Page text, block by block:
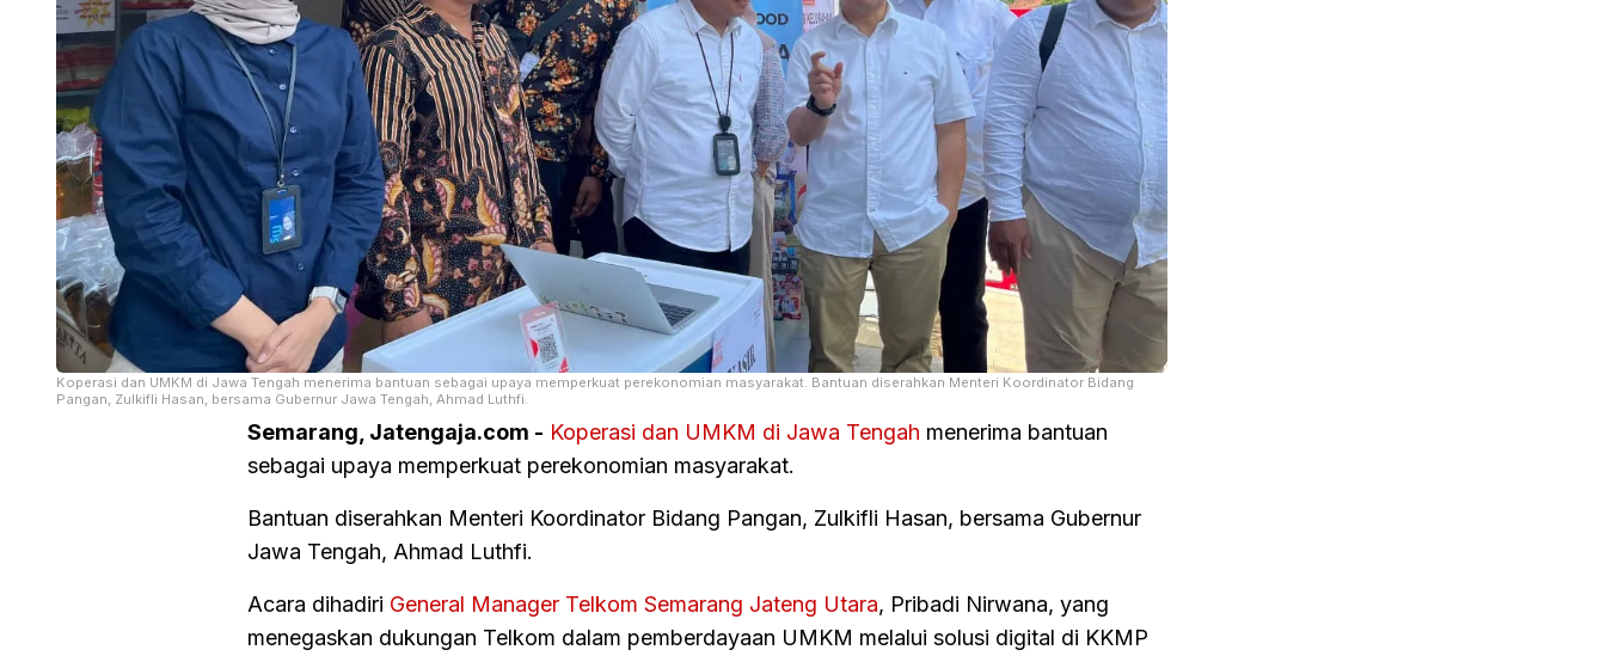
Koperasi dan UMKM di Jawa Tengah menerima bantuan sebagai upaya memperkuat perekonomian masyarakat. Bantuan diserahkan Menteri Koordinator Bidang
Pangan, Zulkifli Hasan, bersama Gubernur Jawa Tengah, Ahmad Luthfi.
Semarang, Jatengaja.com - Koperasi dan UMKM di Jawa Tengah menerima bantuan
sebagai upaya memperkuat perekonomian masyarakat.
Bantuan diserahkan Menteri Koordinator Bidang Pangan, Zulkifli Hasan, bersama Gubernur
Jawa Tengah, Ahmad Luthfi.
Acara dihadiri General Manager Telkom Semarang Jateng Utara, Pribadi Nirwana, yang
menegaskan dukungan Telkom dalam pemberdayaan UMKM melalui solusi digital di KKMP